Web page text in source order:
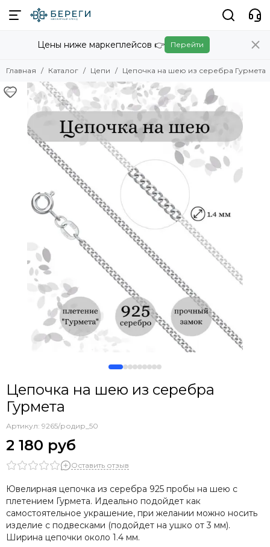
Цены ниже маркеплейсов 👉 Перейти
Главная Каталог Цепи Цепочка на шею из серебра Гурмета
Цепочка на шею из серебра
Гурмета
Артикул: 9265/родир_50
2 180 руб
Оставить отзыв
Ювелирная цепочка из серебра 925 пробы на шею с
плетением Гурмета. Идеально подойдет как
самостоятельное украшение, при желании можно носить
изделие с подвесками (подойдет на ушко от 3 мм).
Ширина цепочки около 1.4 мм.